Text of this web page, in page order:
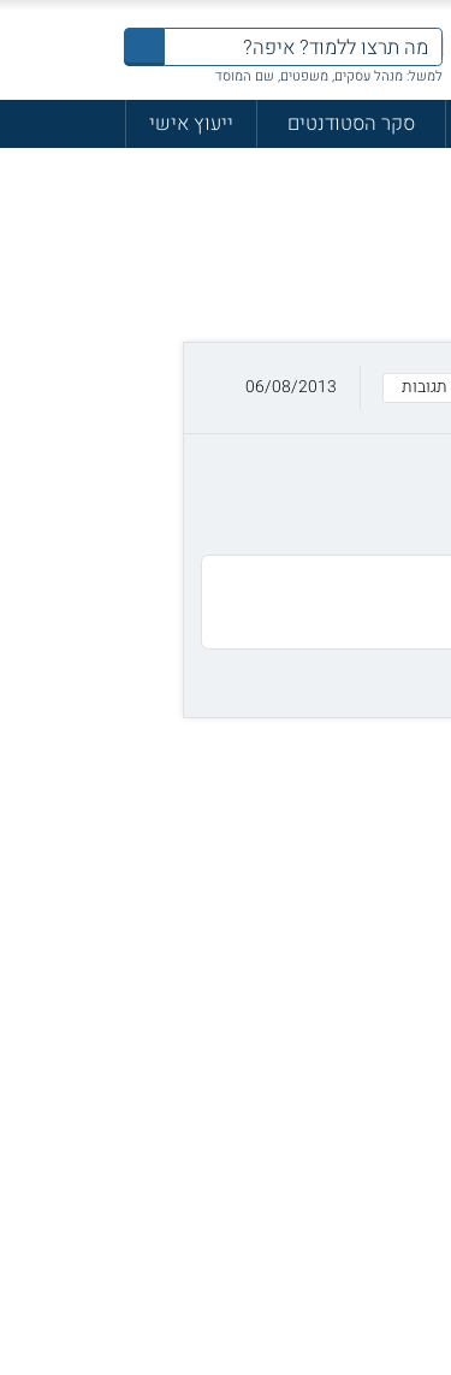
למשל: מנהל עסקים, משפטים, שם המוסד
סקר הסטודנטים ייעוץ אישי
06/08/2013